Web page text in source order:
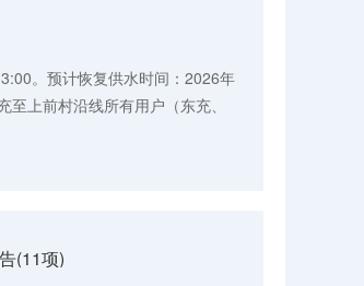
。预计恢复供水时间：2026年
上前村沿线所有用户（东充、
社塘、霞...
(11项)